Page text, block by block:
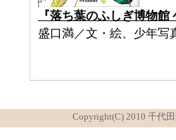
『落ち葉のふしぎ博物館
盛口満／文・絵、少年写
Copyright(C) 2010 千代